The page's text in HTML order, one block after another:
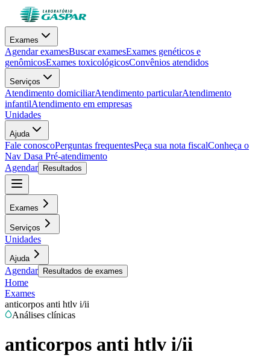
Exames
Agendar examesBuscar examesExames genéticos e
genômicosExames toxicológicosConvênios atendidos
Serviços
Atendimento domiciliarAtendimento particularAtendimento
infantilAtendimento em empresas
Unidades
Ajuda
Fale conoscoPerguntas frequentesPeça sua nota fiscalConheça o
Nav Dasa Pré-atendimento
Agendar
Resultados
Exames
Serviços
Unidades
Ajuda
Agendar Resultados de exames
Home
Exames
anticorpos anti htlv i/ii
Análises clínicas
anticorpos anti htlv i/ii